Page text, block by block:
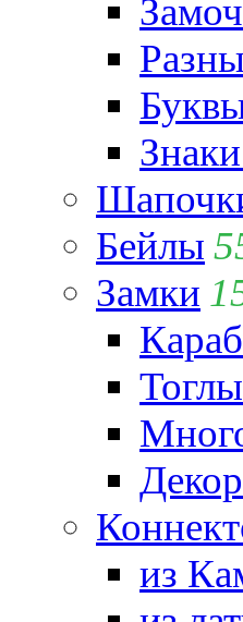
Бейлы
Замки
из